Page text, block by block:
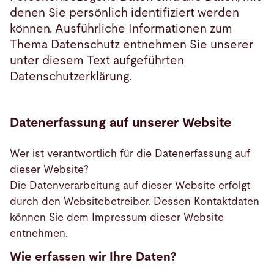
denen Sie persönlich identifiziert werden
können. Ausführliche Informationen zum
Thema Datenschutz entnehmen Sie unserer
unter diesem Text aufgeführten
Datenschutzerklärung.
Datenerfassung auf unserer Website
Wer ist verantwortlich für die Datenerfassung auf
dieser Website?
Die Datenverarbeitung auf dieser Website erfolgt
durch den Websitebetreiber. Dessen Kontaktdaten
können Sie dem Impressum dieser Website
entnehmen.
Wie erfassen wir Ihre Daten?